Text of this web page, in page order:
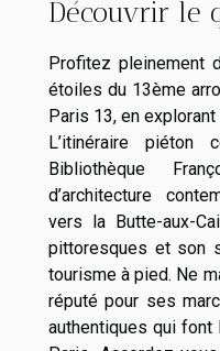
Découvrir le
Profitez pleinement
étoiles du 13ème
Paris 13, en
L’itinéraire piéton
Bibliothèque
d’architecture
vers la Butte-aux-
pittoresques et son
tourisme à pied. Ne
réputé pour ses
authentiques qui font